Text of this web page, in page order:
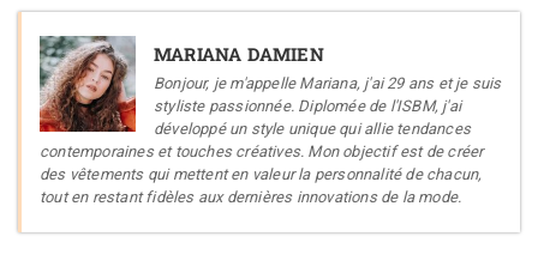
MARIANA DAMIEN
Bonjour, je m'appelle Mariana, j'ai 29 ans et je suis
styliste passionnée. Diplomée de l'ISBM, j'ai
développé un style unique qui allie tendances
contemporaines et touches créatives. Mon objectif est de créer
des vêtements qui mettent en valeur la personnalité de chacun,
tout en restant fidèles aux dernières innovations de la mode.